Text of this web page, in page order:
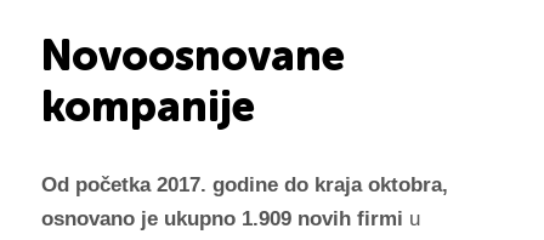
Novoosnovane
kompanije
Od početka 2017. godine do kraja oktobra,
osnovano je ukupno 1.909 novih firmi u